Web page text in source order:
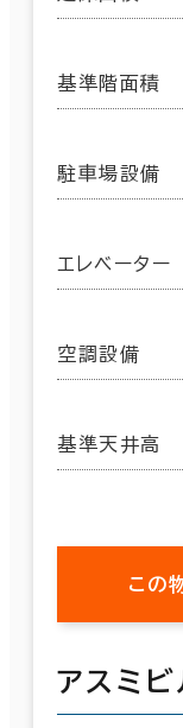
基準階面積
駐車場設備
エレベーター
空調設備
基準天井高
この
アスミ